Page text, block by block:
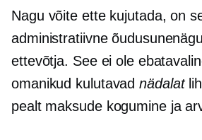
Nagu võite ette kujutada, on
administratiivne õudusunenägu
ettevõtja. See ei ole
omanikud kulutavadnädalat
pealt maksude kogumine ja